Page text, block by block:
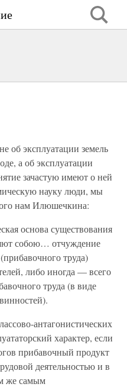
об эксплуатации земель
а об эксплуатации
зачастую имеют о ней
науку люди, мы
нам Илюшечкина:
основа существования
собою… отчуждение
труда)
либо иногда — всего
труда (в виде
антагонистических
характер, если
прибавочный продукт
деятельностью и в
же самым